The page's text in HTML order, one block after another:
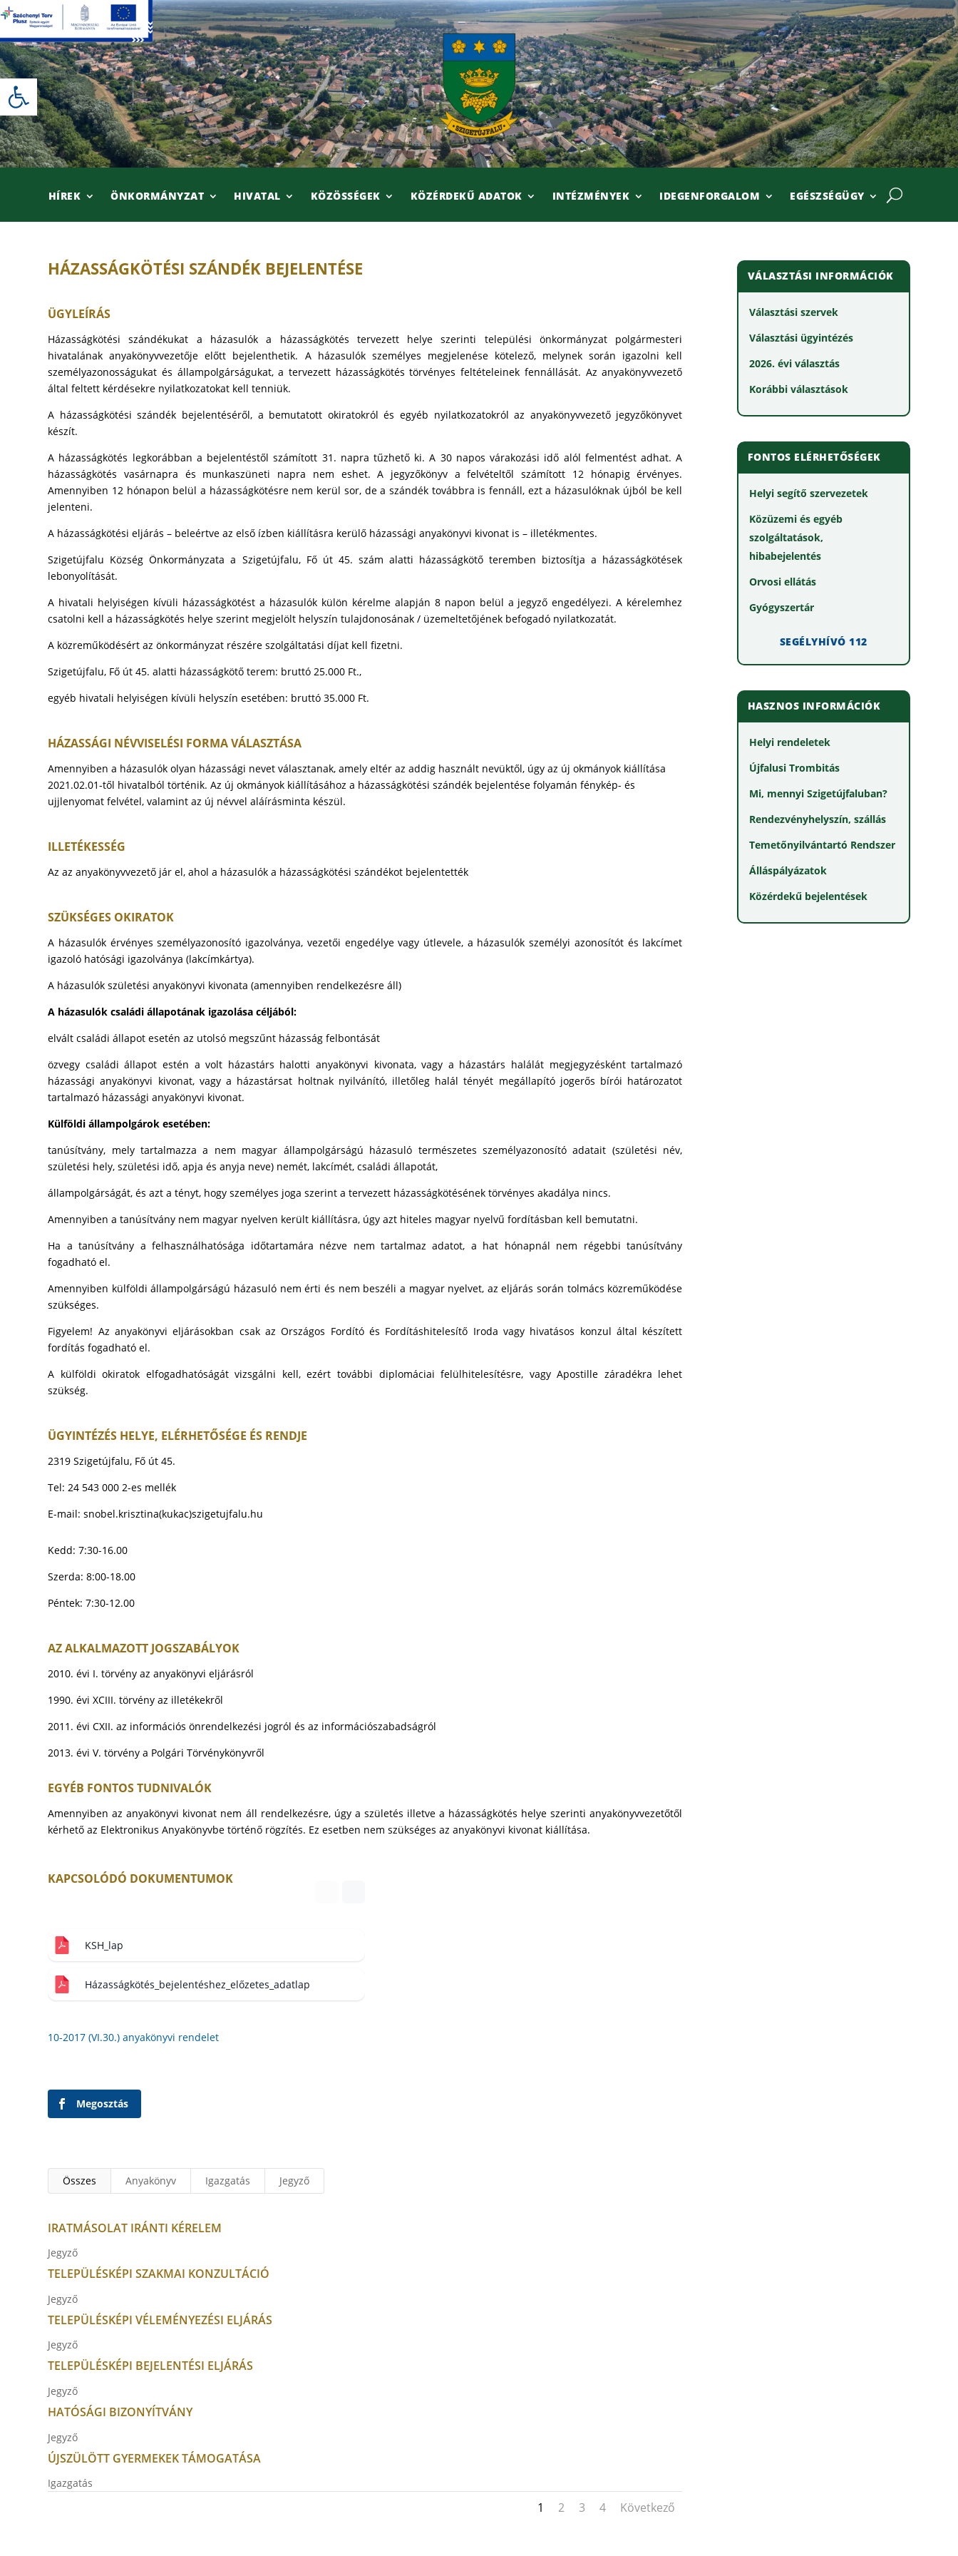
Skip
to
content
Eszköztár megnyitása
HÍREK ÖNKORMÁNYZAT HIVATAL KÖZÖSSÉGEK KÖZÉRDEKŰ ADATOK INTÉZMÉNYEK IDEGENFORGALOM EGÉSZSÉGÜGY
HÁZASSÁGKÖTÉSI SZÁNDÉK BEJELENTÉSE
ÜGYLEÍRÁS
Házasságkötési szándékukat a házasulók a házasságkötés tervezett helye szerinti települési önkormányzat polgármesteri
hivatalának anyakönyvvezetője előtt bejelenthetik. A házasulók személyes megjelenése kötelező, melynek során igazolni kell
személyazonosságukat és állampolgárságukat, a tervezett házasságkötés törvényes feltételeinek fennállását. Az anyakönyvvezető
által feltett kérdésekre nyilatkozatokat kell tenniük.
A házasságkötési szándék bejelentéséről, a bemutatott okiratokról és egyéb nyilatkozatokról az anyakönyvvezető jegyzőkönyvet
készít.
A házasságkötés legkorábban a bejelentéstől számított 31. napra tűzhető ki. A 30 napos várakozási idő alól felmentést adhat. A
házasságkötés vasárnapra és munkaszüneti napra nem eshet. A jegyzőkönyv a felvételtől számított 12 hónapig érvényes.
Amennyiben 12 hónapon belül a házasságkötésre nem kerül sor, de a szándék továbbra is fennáll, ezt a házasulóknak újból be kell
jelenteni.
A házasságkötési eljárás – beleértve az első ízben kiállításra kerülő házassági anyakönyvi kivonat is – illetékmentes.
Szigetújfalu Község Önkormányzata a Szigetújfalu, Fő út 45. szám alatti házasságkötő teremben biztosítja a házasságkötések
lebonyolítását.
A hivatali helyiségen kívüli házasságkötést a házasulók külön kérelme alapján 8 napon belül a jegyző engedélyezi. A kérelemhez
csatolni kell a házasságkötés helye szerint megjelölt helyszín tulajdonosának / üzemeltetőjének befogadó nyilatkozatát.
A közreműködésért az önkormányzat részére szolgáltatási díjat kell fizetni.
Szigetújfalu, Fő út 45. alatti házasságkötő terem: bruttó 25.000 Ft.,
egyéb hivatali helyiségen kívüli helyszín esetében: bruttó 35.000 Ft.
HÁZASSÁGI NÉVVISELÉSI FORMA VÁLASZTÁSA
Amennyiben a házasulók olyan házassági nevet választanak, amely eltér az addig használt nevüktől, úgy az új okmányok kiállítása
2021.02.01-től hivatalból történik. Az új okmányok kiállításához a házasságkötési szándék bejelentése folyamán fénykép- és
ujjlenyomat felvétel, valamint az új névvel aláírásminta készül.
ILLETÉKESSÉG
Az az anyakönyvvezető jár el, ahol a házasulók a házasságkötési szándékot bejelentették
SZÜKSÉGES OKIRATOK
A házasulók érvényes személyazonosító igazolványa, vezetői engedélye vagy útlevele, a házasulók személyi azonosítót és lakcímet
igazoló hatósági igazolványa (lakcímkártya).
A házasulók születési anyakönyvi kivonata (amennyiben rendelkezésre áll)
A házasulók családi állapotának igazolása céljából:
elvált családi állapot esetén az utolsó megszűnt házasság felbontását
özvegy családi állapot estén a volt házastárs halotti anyakönyvi kivonata, vagy a házastárs halálát megjegyzésként tartalmazó
házassági anyakönyvi kivonat, vagy a házastársat holtnak nyilvánító, illetőleg halál tényét megállapító jogerős bírói határozatot
tartalmazó házassági anyakönyvi kivonat.
Külföldi állampolgárok esetében:
tanúsítvány, mely tartalmazza a nem magyar állampolgárságú házasuló természetes személyazonosító adatait (születési név,
születési hely, születési idő, apja és anyja neve) nemét, lakcímét, családi állapotát,
állampolgárságát, és azt a tényt, hogy személyes joga szerint a tervezett házasságkötésének törvényes akadálya nincs.
Amennyiben a tanúsítvány nem magyar nyelven került kiállításra, úgy azt hiteles magyar nyelvű fordításban kell bemutatni.
Ha a tanúsítvány a felhasználhatósága időtartamára nézve nem tartalmaz adatot, a hat hónapnál nem régebbi tanúsítvány
fogadható el.
Amennyiben külföldi állampolgárságú házasuló nem érti és nem beszéli a magyar nyelvet, az eljárás során tolmács közreműködése
szükséges.
Figyelem! Az anyakönyvi eljárásokban csak az Országos Fordító és Fordításhitelesítő Iroda vagy hivatásos konzul által készített
fordítás fogadható el.
A külföldi okiratok elfogadhatóságát vizsgálni kell, ezért további diplomáciai felülhitelesítésre, vagy Apostille záradékra lehet
szükség.
ÜGYINTÉZÉS HELYE, ELÉRHETŐSÉGE ÉS RENDJE
2319 Szigetújfalu, Fő út 45.
Tel: 24 543 000 2-es mellék
E-mail:snobel.krisztina(kukac)szigetujfalu.hu
Kedd: 7:30-16.00
Szerda: 8:00-18.00
Péntek: 7:30-12.00
AZ ALKALMAZOTT JOGSZABÁLYOK
2010. évi I. törvény az anyakönyvi eljárásról
1990. évi XCIII. törvény az illetékekről
2011. évi CXII. az információs önrendelkezési jogról és az információszabadságról
2013. évi V. törvény a Polgári Törvénykönyvről
EGYÉB FONTOS TUDNIVALÓK
Amennyiben az anyakönyvi kivonat nem áll rendelkezésre, úgy a születés illetve a házasságkötés helye szerinti anyakönyvvezetőtől
kérhető az Elektronikus Anyakönyvbe történő rögzítés. Ez esetben nem szükséges az anyakönyvi kivonat kiállítása.
KAPCSOLÓDÓ DOKUMENTUMOK
KSH_lap
Házasságkötés_bejelentéshez_előzetes_adatlap
10-2017 (VI.30.) anyakönyvi rendelet
Megosztás
Összes Anyakönyv Igazgatás Jegyző
IRATMÁSOLAT IRÁNTI KÉRELEM
Jegyző
TELEPÜLÉSKÉPI SZAKMAI KONZULTÁCIÓ
Jegyző
TELEPÜLÉSKÉPI VÉLEMÉNYEZÉSI ELJÁRÁS
Jegyző
TELEPÜLÉSKÉPI BEJELENTÉSI ELJÁRÁS
Jegyző
HATÓSÁGI BIZONYÍTVÁNY
Jegyző
ÚJSZÜLÖTT GYERMEKEK TÁMOGATÁSA
Igazgatás
1 2 3 4 Következő
VÁLASZTÁSI INFORMÁCIÓK
Választási szervek
Választási ügyintézés
2026. évi választás
Korábbi választások
FONTOS ELÉRHETŐSÉGEK
Helyi segítő szervezetek
Közüzemi és egyéb
szolgáltatások,
hibabejelentés
Orvosi ellátás
Gyógyszertár
SEGÉLYHÍVÓ 112
HASZNOS INFORMÁCIÓK
Helyi rendeletek
Újfalusi Trombitás
Mi, mennyi Szigetújfaluban?
Rendezvényhelyszín, szállás
Temetőnyilvántartó Rendszer
Álláspályázatok
Közérdekű bejelentések